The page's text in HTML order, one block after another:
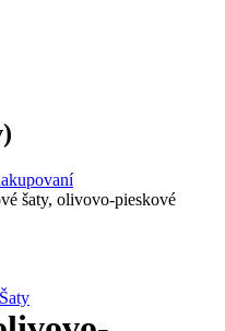
šaty, olivovo-pieskové
Šaty